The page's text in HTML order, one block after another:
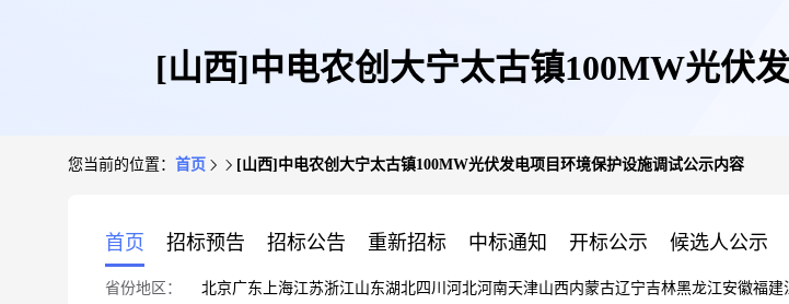
[山西]中电农创大宁太古镇100MW光伏
您当前的位置： 首页 [山西]中电农创大宁太古镇100MW光伏发电项目环境保护设施调试公示内容
首页 招标预告 招标公告 重新招标 中标通知 开标公示 候选人公示
省份地区： 北京广东 上海江苏浙江山东湖北四川 河北河南天津山西内蒙古辽宁吉林黑龙江安徽福建